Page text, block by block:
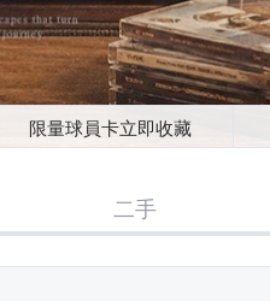
限量球員卡立即收藏
二手